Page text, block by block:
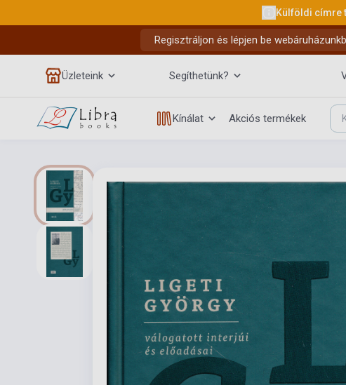
Külföldi címre
Regisztráljon és lépjen be
Üzleteink Segíthetünk?
Kínálat Akciós termékek